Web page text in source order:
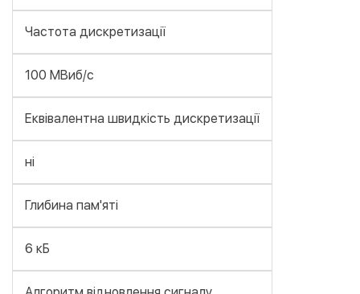
Частота дискретизації
100 МВиб/с
Еквівалентна швидкість дискретизації
ні
Глибина пам'яті
6 кБ